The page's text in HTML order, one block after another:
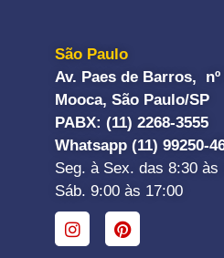
São Paulo
Av. Paes de Barros, nº
Mooca, São Paulo/SP
PABX: (11) 2268-3555
Whatsapp (11) 99250-
Seg. à Sex. das 8:30 às
Sáb. 9:00 às 17:00